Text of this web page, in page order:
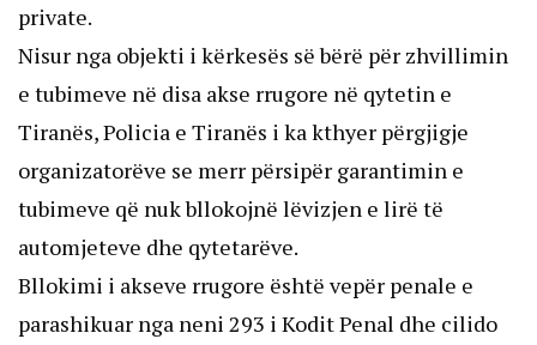
private.
Nisur nga objekti i kërkesës së bërë për zhvillimin
e tubimeve në disa akse rrugore në qytetin e
Tiranës, Policia e Tiranës i ka kthyer përgjigje
organizatorëve se merr përsipër garantimin e
tubimeve që nuk bllokojnë lëvizjen e lirë të
automjeteve dhe qytetarëve.
Bllokimi i akseve rrugore është vepër penale e
parashikuar nga neni 293 i Kodit Penal dhe cilido